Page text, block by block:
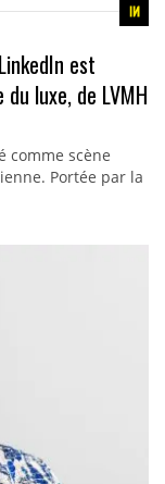
est
luxe, de LVMH
comme scène
Portée par la